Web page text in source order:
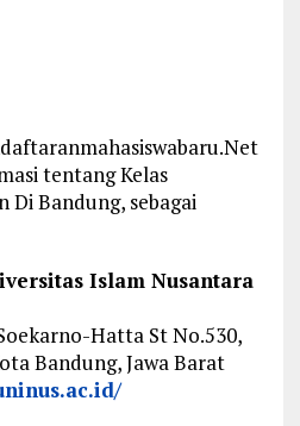
tentang Kelas
Di Bandung, sebagai
Islam Nusantara
Hatta St No.530,
Bandung, Jawa Barat